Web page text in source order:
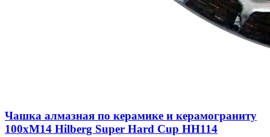
Чашка алмазная по керамике и керамограниту
100xM14 Hilberg Super Hard Cup HH114